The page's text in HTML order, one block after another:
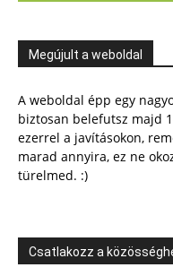
Megújult a weboldal
A weboldal épp egy
biztosan belefutsz majd
ezerrel a javításokon,
marad annyira, ez ne
türelmed. :)
Csatlakozz a